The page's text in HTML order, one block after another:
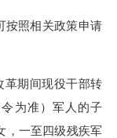
照相关政策申请
期间现役干部转
为准） 军人的子
，一至四级残疾军